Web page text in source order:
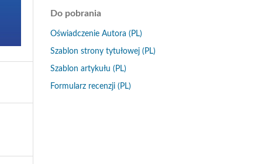
Do pobrania
Oświadczenie Autora (PL)
Szablon strony tytułowej (PL)
Szablon artykułu (PL)
Formularz recenzji (PL)